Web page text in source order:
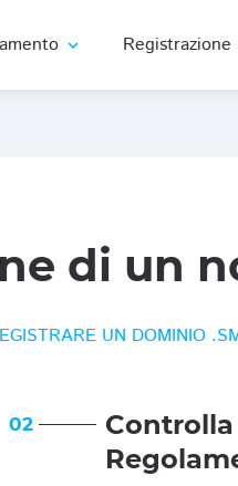
expand_more Registrazione
di un
UN DOMINIO
02